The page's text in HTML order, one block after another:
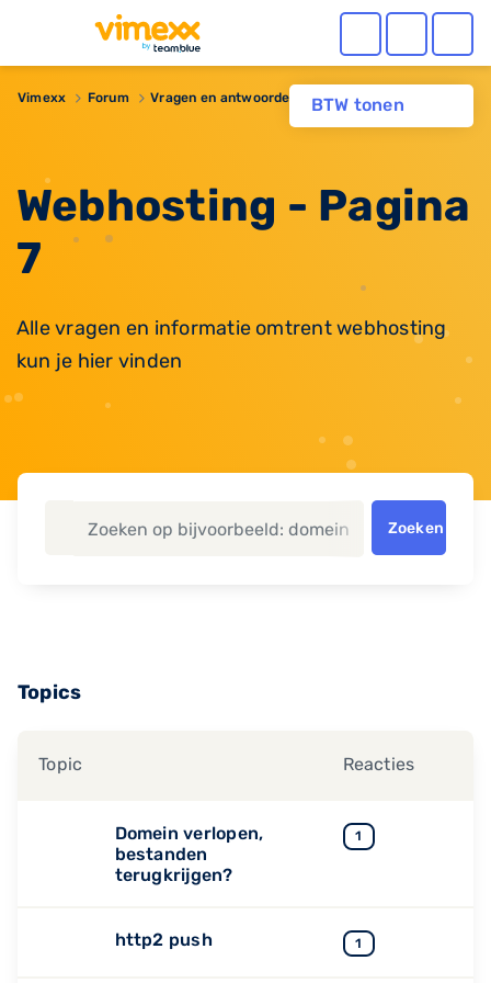
BTW tonen
Vimexx Forum Vragen en antwoorden Webhosting
Webhosting - Pagina
7
Alle vragen en informatie omtrent webhosting
kun je hier vinden
Zoeken
Topics
Topic Reacties
Domein verlopen,
bestanden
terugkrijgen?
1
http2 push 1